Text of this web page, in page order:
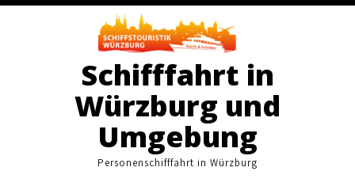
Skip
Schifffahrt in
Würzburg und
Umgebung
Personenschifffahrt in Würzburg